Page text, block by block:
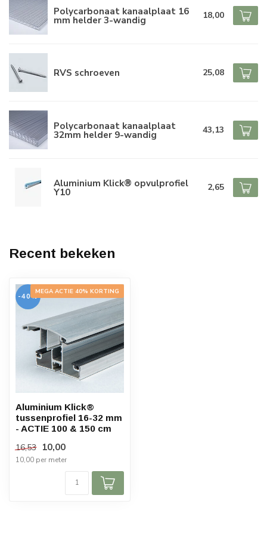
Polycarbonaat kanaalplaat 16
mm helder 3-wandig 18,00
RVS schroeven 25,08
Polycarbonaat kanaalplaat
32mm helder 9-wandig 43,13
Aluminium Klick® opvulprofiel
Y10 2,65
Recent bekeken
MEGA ACTIE 40% KORTING
-40%
Aluminium Klick®
tussenprofiel 16-32 mm
- ACTIE 100 & 150 cm
16,53 10,00
10,00 per meter